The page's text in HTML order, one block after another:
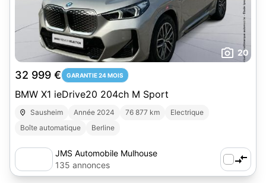
20
32 999 € GARANTIE 24 MOIS
BMW X1 ieDrive20 204ch M Sport
Sausheim Année 2024 76 877 km
Electrique
Boîte automatique
Berline
JMS Automobile Mulhouse
135 annonces